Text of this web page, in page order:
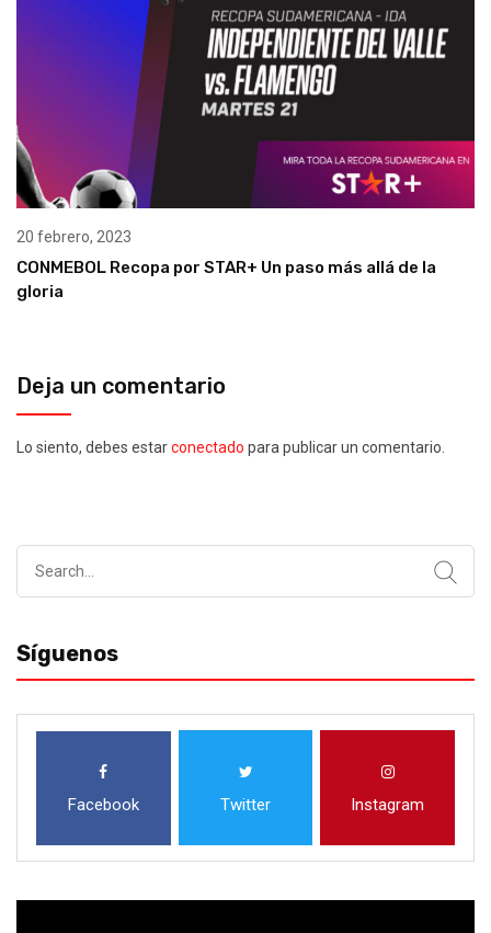
20 febrero, 2023
CONMEBOL Recopa por STAR+ Un paso más allá de la
gloria
Deja un comentario
Lo siento, debes estarconectado para publicar un comentario.
Síguenos
Facebook Twitter Instagram